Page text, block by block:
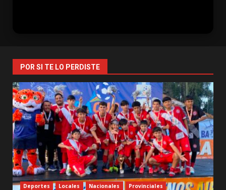
POR SI TE LO PERDISTE
Deportes Locales Nacionales Provinciales